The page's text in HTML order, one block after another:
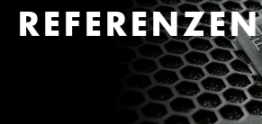
REFERENZEN